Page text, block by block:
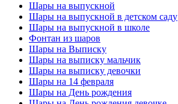
Шары на выпускной
Шары на выпускной в детском саду
Шары на выпускной в школе
Фонтан из шаров
Шары на Выписку
Шары на выписку мальчик
Шары на выписку девочки
Шары на 14 февраля
Шары на День рождения